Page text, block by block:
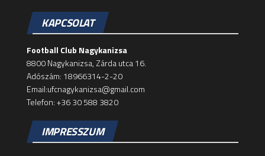
KAPCSOLAT
Football Club Nagykanizsa
8800 Nagykanizsa, Zárda utca 16.
Adószám: 18966314-2-20
Email:ufcnagykanizsa@gmail.com
Telefon: +36 30 588 3820
IMPRESSZUM